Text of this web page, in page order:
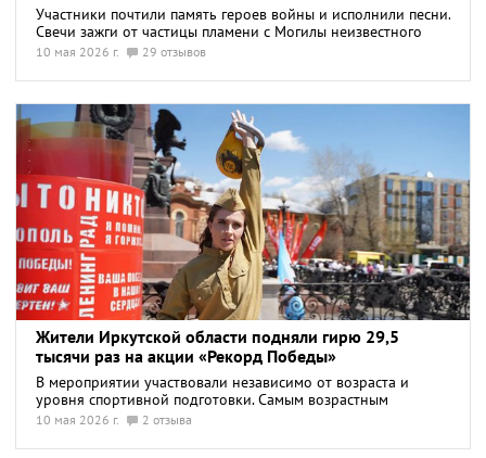
Участники почтили память героев войны и исполнили песни.
Свечи зажги от частицы пламени с Могилы неизвестного
солдата.
10 мая 2026 г. 29 отзывов
Жители Иркутской области подняли гирю 29,5
тысячи раз на акции «Рекорд Победы»
В мероприятии участвовали независимо от возраста и
уровня спортивной подготовки. Самым возрастным
участником стал 75-летний мужчина.
10 мая 2026 г. 2 отзыва